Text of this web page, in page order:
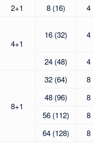
2+1 8 (16) 4
4+1
16 (32) 4
24 (48) 4
8+1
32 (64) 8
48 (96) 8
56 (112) 8
64 (128) 8